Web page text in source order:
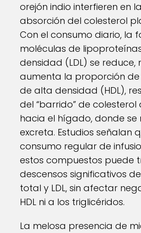
orejón indio interfieren en
absorción del colesterol
Con el consumo diario, la
moléculas de
densidad (LDL) se reduce,
aumenta la proporción
de alta densidad (HDL),
del “barrido” de colesterol
hacia el hígado, donde
excreta. Estudios señalan
consumo regular de
estos compuestos puede
descensos significativos
total y LDL, sin afectar
HDL ni a los triglicéridos.
La melosa presencia de